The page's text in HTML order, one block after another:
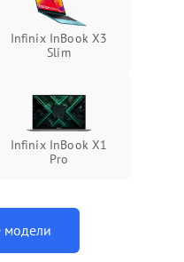
Infinix InBook X3
Slim
Infinix InBook X1
Pro
модели